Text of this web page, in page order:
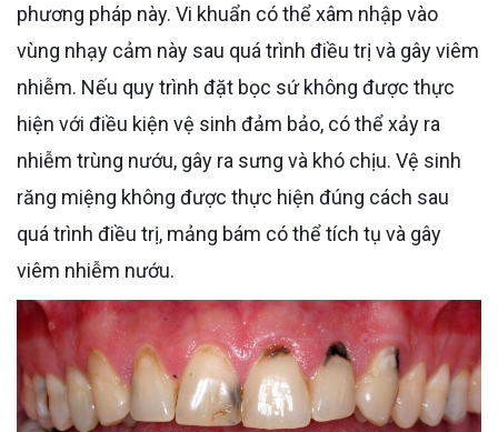
phương pháp này. Vi khuẩn có thể xâm nhập vào
vùng nhạy cảm này sau quá trình điều trị và gây viêm
nhiễm. Nếu quy trình đặt bọc sứ không được thực
hiện với điều kiện vệ sinh đảm bảo, có thể xảy ra
nhiễm trùng nướu, gây ra sưng và khó chịu. Vệ sinh
răng miệng không được thực hiện đúng cách sau
quá trình điều trị, mảng bám có thể tích tụ và gây
viêm nhiễm nướu.